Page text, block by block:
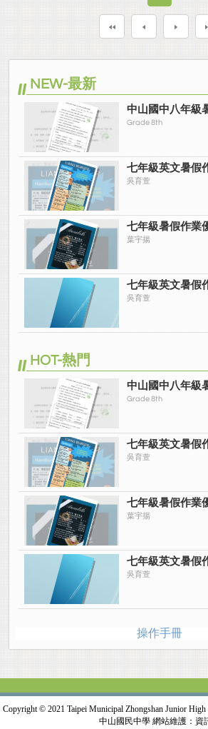
NEW-最新
中山國中八年級
Grade 8th
七年級英文暑假
吳育萱
七年級暑假作業
葉宇揚
七年級英文暑假
吳育萱
HOT-熱門
中山國中八年級
Grade 8th
七年級英文暑假
吳育萱
七年級暑假作業
葉宇揚
七年級英文暑假
吳育萱
操作手冊
Copyright © 2021 Taipei Municipal Zhongshan Junior
中山國民中學 網站維護：資